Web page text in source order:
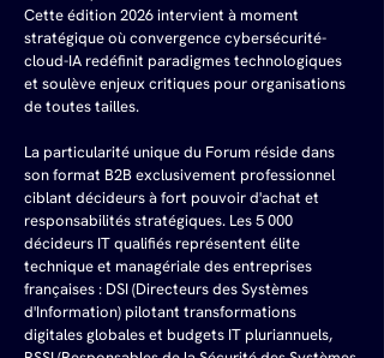
Cette édition 2026 intervient à moment
stratégique où convergence cybersécurité-
cloud-IA redéfinit paradigmes technologiques
et soulève enjeux critiques pour organisations
de toutes tailles.
La particularité unique du Forum réside dans
son format B2B exclusivement professionnel
ciblant décideurs à fort pouvoir d'achat et
responsabilités stratégiques. Les 5 000
décideurs IT qualifiés représentent élite
technique et managériale des entreprises
françaises : DSI (Directeurs des Systèmes
d'Information) pilotant transformations
digitales globales et budgets IT pluriannuels,